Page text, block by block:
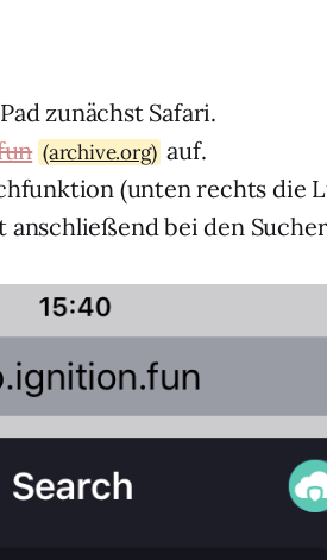
zunächst Safari.
(archive.org) auf.
(unten rechts die
bei den